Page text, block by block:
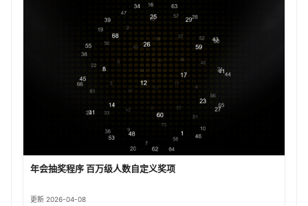
年会抽奖程序 百万级人数自定义奖项
更新 2026-04-08